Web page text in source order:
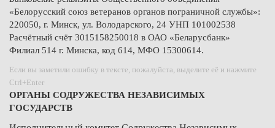
«Белорусский союз ветеранов органов пограничной службы»:
220050, г. Минск, ул. Володарского, 24 УНП 101002538
Расчётный счёт 3015158250018 в ОАО «Беларусбанк»
Филиал 514 г. Минска, код 614, МФО 15300614.
Если вы заметили ошибку в тексте, пожалуйста, выделите её и нажмите
Ctrl+Enter
ОРГАНЫ СОДРУЖЕСТВА НЕЗАВИСИМЫХ
ГОСУДАРСТВ